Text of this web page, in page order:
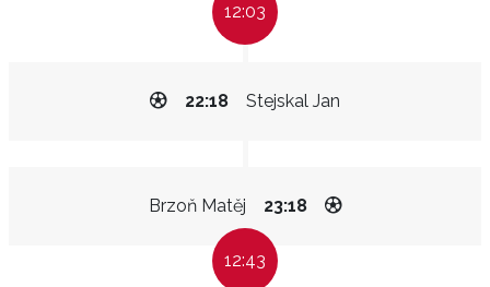
12:03
Stejskal Jan
22:18
Brzoň Matěj 23:18
12:43